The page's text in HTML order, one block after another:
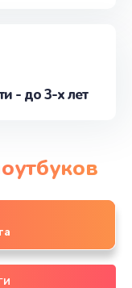
- до 3-х лет